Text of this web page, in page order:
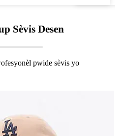
Sèvis Desen
pwide sèvis yo